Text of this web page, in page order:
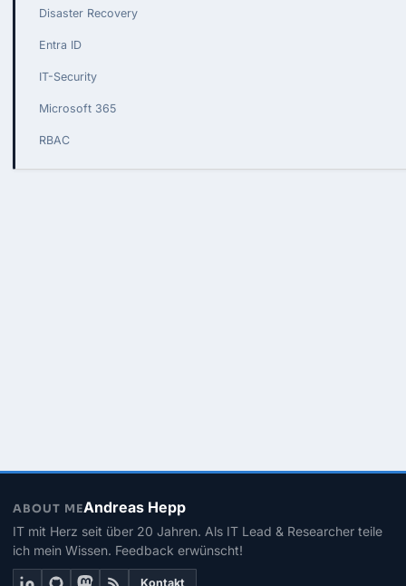
Disaster Recovery
Entra ID
IT-Security
Microsoft 365
RBAC
ABOUT MEAndreas Hepp
IT mit Herz seit über 20 Jahren. Als IT Lead & Researcher teile
ich mein Wissen. Feedback erwünscht!
Kontakt